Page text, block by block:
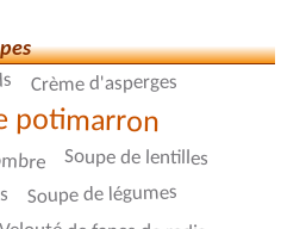
Crème d'asperges
potimarron
Soupe de lentilles
Soupe de légumes